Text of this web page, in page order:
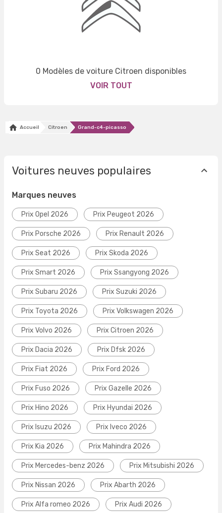
0 Modèles de voiture Citroen disponibles
VOIR TOUT
Accueil Citroen Grand-c4-picasso
Voitures neuves populaires
Marques neuves
Prix Opel 2026 Prix Peugeot 2026
Prix Porsche 2026 Prix Renault 2026
Prix Seat 2026 Prix Skoda 2026
Prix Smart 2026 Prix Ssangyong 2026
Prix Subaru 2026 Prix Suzuki 2026
Prix Toyota 2026 Prix Volkswagen 2026
Prix Volvo 2026 Prix Citroen 2026
Prix Dacia 2026 Prix Dfsk 2026
Prix Fiat 2026 Prix Ford 2026
Prix Fuso 2026 Prix Gazelle 2026
Prix Hino 2026 Prix Hyundai 2026
Prix Isuzu 2026 Prix Iveco 2026
Prix Kia 2026 Prix Mahindra 2026
Prix Mercedes-benz 2026 Prix Mitsubishi 2026
Prix Nissan 2026 Prix Abarth 2026
Prix Alfa romeo 2026 Prix Audi 2026